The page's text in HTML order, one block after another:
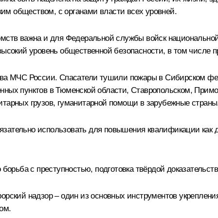
обществом, с органами власти всех уровней.
важна и для Федеральной службы войск
уровень общественной безопасности, в том
МЧС России. Спасатели тушили пожары в Сибирском
пунктов в Тюменской области, Ставропольском,
грузов, гуманитарной помощи в зарубежные
использовать для повышения квалификации
с преступностью, подготовка твёрдой
надзор – один из основных инструментов